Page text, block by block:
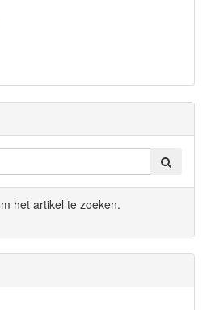
het artikel te zoeken.